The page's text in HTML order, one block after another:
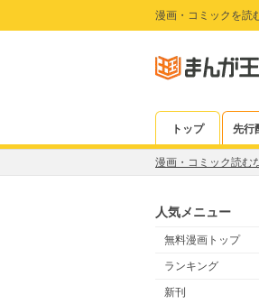
漫画・コミックを読
トップ 先行
漫画・コミック読む
人気メニュー
無料漫画トップ
ランキング
新刊